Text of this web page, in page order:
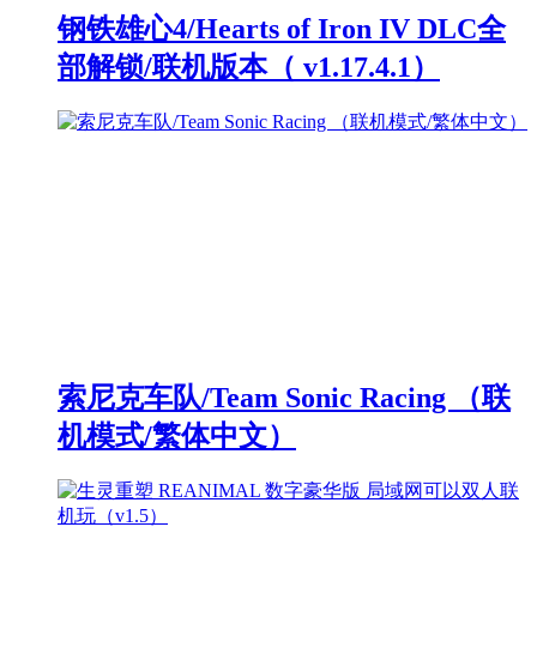
钢铁雄心4/Hearts of Iron IV DLC全
部解锁/联机版本（ v1.17.4.1）
索尼克车队/Team Sonic Racing （联
机模式/繁体中文）